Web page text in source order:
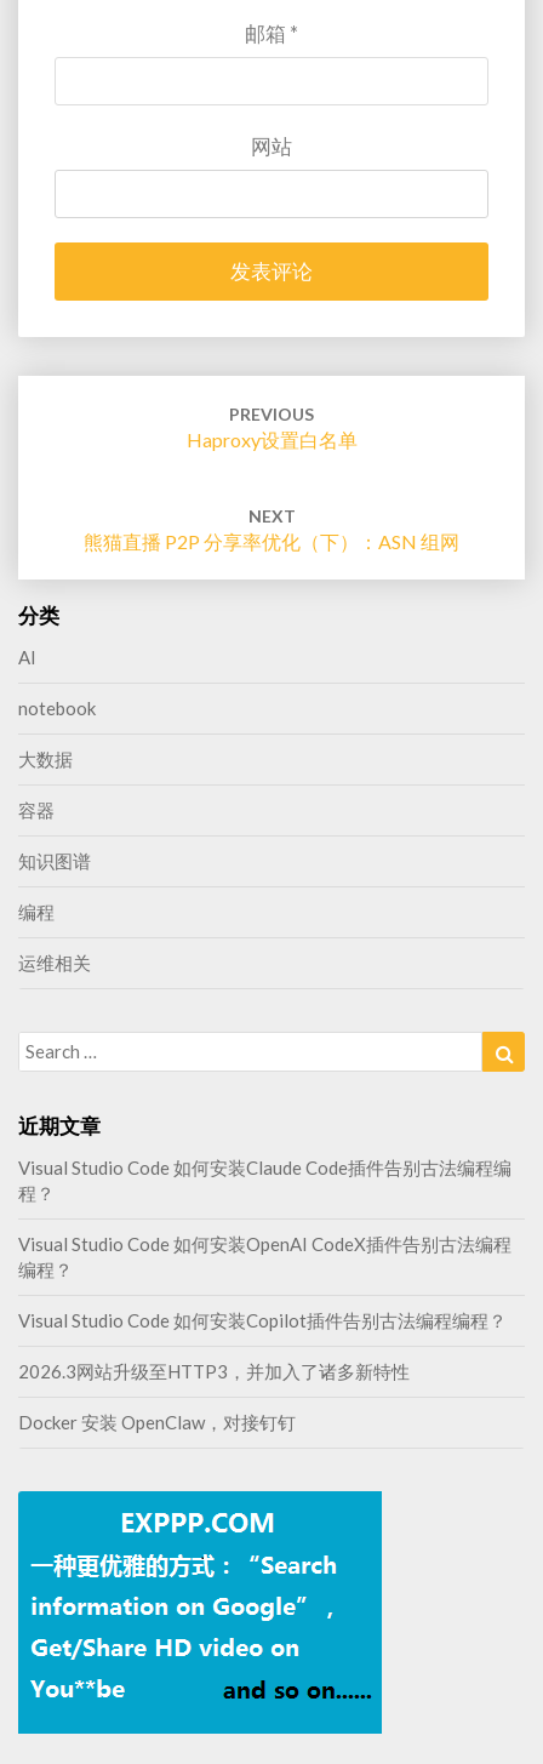
邮箱 *
网站
PREVIOUS
Haproxy设置白名单
NEXT
熊猫直播 P2P 分享率优化（下）：ASN 组网
分类
AI
notebook
大数据
容器
知识图谱
编程
运维相关
Search
for:
近期文章
Visual Studio Code 如何安装Claude Code插件告别古法编程编
程？
Visual Studio Code 如何安装OpenAI CodeX插件告别古法编程
编程？
Visual Studio Code 如何安装Copilot插件告别古法编程编程？
2026.3网站升级至HTTP3，并加入了诸多新特性
Docker 安装 OpenClaw，对接钉钉